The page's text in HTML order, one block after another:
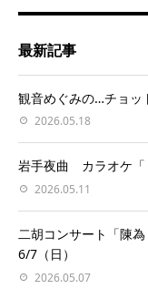
最新記事
観音めぐみの…チョッ
2026.05.18
岩手夜曲 カラオケ「
2026.05.11
二胡コンサート「陳
6/7（日）
2026.05.07